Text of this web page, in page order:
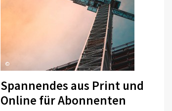
©
Spannendes aus Print und
Online für Abonnenten